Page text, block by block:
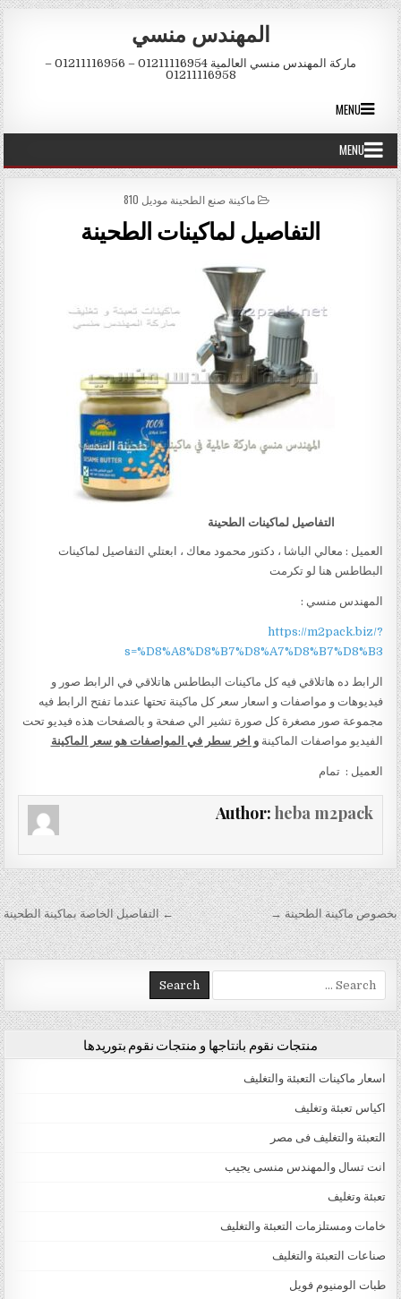
Skip to content
المهندس منسي
ماركة المهندس منسي العالمية 01211116954 – 01211116956 –
01211116958
MENU
MENU
POSTED IN
ماكينة صنع الطحينة موديل 810
التفاصيل لماكينات الطحينة
التفاصيل لماكينات الطحينة
العميل : معالي الباشا ، دكتور محمود معاك ، ابعتلي التفاصيل لماكينات
البطاطس هنا لو تكرمت
المهندس منسي :
https://m2pack.biz/?
s=%D8%A8%D8%B7%D8%A7%D8%B7%D8%B3
الرابط ده هاتلاقي فيه كل ماكينات البطاطس هاتلاقي في الرابط صور و
فيديوهات و مواصفات و اسعار سعر كل ماكينة تحتها عندما تفتح الرابط فيه
مجموعة صور مصغرة كل صورة تشير الي صفحة و بالصفحات هذه فيديو تحت
الفيديو مواصفات الماكينةو اخر سطر في المواصفات هو سعر الماكينة
العميل : تمام
Author: heba m2pack
تصفّح المقالات ← التفاصيل الخاصة بماكينة الطحينة بخصوص ماكينة الطحينة →
Search for:
منتجات نقوم بانتاجها و منتجات نقوم بتوريدها
اسعار ماكينات التعبئة والتغليف
اكياس تعبئة وتغليف
التعبئة والتغليف فى مصر
انت تسال والمهندس منسى يجيب
تعبئة وتغليف
خامات ومستلزمات التعبئة والتغليف
صناعات التعبئة والتغليف
طبات الومنيوم فويل